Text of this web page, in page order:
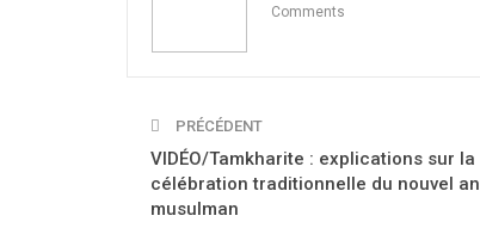
Comments
PRÉCÉDENT
VIDÉO/Tamkharite : explications sur la
célébration traditionnelle du nouvel an
musulman